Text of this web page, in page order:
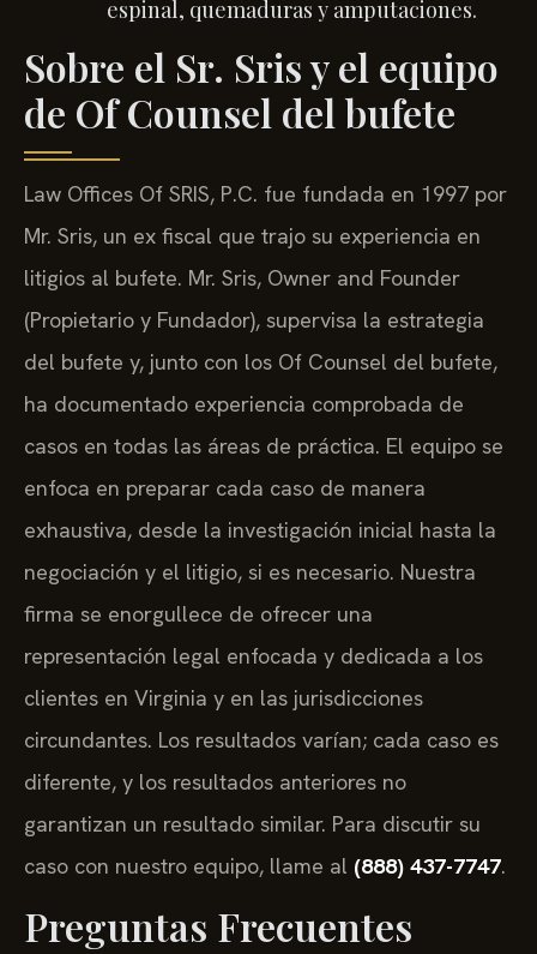
espinal, quemaduras y amputaciones.
Sobre el Sr. Sris y el equipo
de Of Counsel del bufete
Law Offices Of SRIS, P.C. fue fundada en 1997 por
Mr. Sris, un ex fiscal que trajo su experiencia en
litigios al bufete. Mr. Sris, Owner and Founder
(Propietario y Fundador), supervisa la estrategia
del bufete y, junto con los Of Counsel del bufete,
ha documentado experiencia comprobada de
casos en todas las áreas de práctica. El equipo se
enfoca en preparar cada caso de manera
exhaustiva, desde la investigación inicial hasta la
negociación y el litigio, si es necesario. Nuestra
firma se enorgullece de ofrecer una
representación legal enfocada y dedicada a los
clientes en Virginia y en las jurisdicciones
circundantes. Los resultados varían; cada caso es
diferente, y los resultados anteriores no
garantizan un resultado similar. Para discutir su
caso con nuestro equipo, llame al (888) 437-7747.
Preguntas Frecuentes